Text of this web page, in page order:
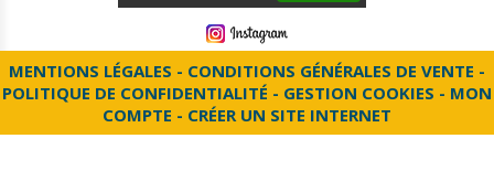
MENTIONS LÉGALES
CONDITIONS GÉNÉRALES DE VENTE
POLITIQUE DE CONFIDENTIALITÉ
GESTION COOKIES
MON
COMPTE
CRÉER UN SITE INTERNET